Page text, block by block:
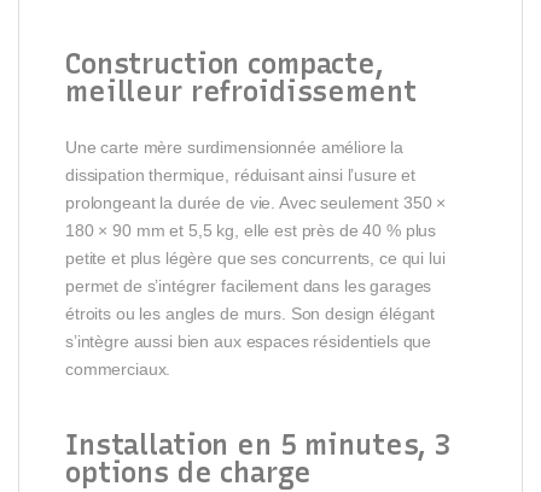
Construction compacte,
meilleur refroidissement
Une carte mère surdimensionnée améliore la
dissipation thermique, réduisant ainsi l’usure et
prolongeant la durée de vie. Avec seulement 350 ×
180 × 90 mm et 5,5 kg, elle est près de 40 % plus
petite et plus légère que ses concurrents, ce qui lui
permet de s’intégrer facilement dans les garages
étroits ou les angles de murs. Son design élégant
s’intègre aussi bien aux espaces résidentiels que
commerciaux.
Installation en 5 minutes, 3
options de charge